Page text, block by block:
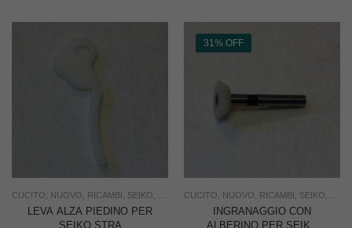
CUCITO NUOVO RICAMBI SEIKO USO FAMIGLIA
LEVA ALZA PIEDINO PER
SEIKO STRA
31% OFF
CUCITO NUOVO RICAMBI SEIKO
INGRANAGGIO CON
ALBERINO PER SEIKO